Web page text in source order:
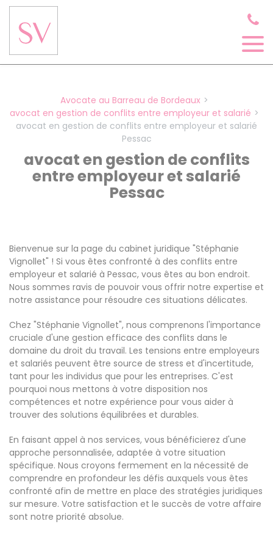
Avocate au Barreau de Bordeaux
avocat en gestion de conflits entre employeur et salarié
avocat en gestion de conflits entre employeur et salarié
Pessac
avocat en gestion de conflits
entre employeur et salarié
Pessac
Bienvenue sur la page du cabinet juridique "Stéphanie
Vignollet" ! Si vous êtes confronté à des conflits entre
employeur et salarié à Pessac, vous êtes au bon endroit.
Nous sommes ravis de pouvoir vous offrir notre expertise et
notre assistance pour résoudre ces situations délicates.
Chez "Stéphanie Vignollet", nous comprenons l'importance
cruciale d'une gestion efficace des conflits dans le
domaine du droit du travail. Les tensions entre employeurs
et salariés peuvent être source de stress et d'incertitude,
tant pour les individus que pour les entreprises. C'est
pourquoi nous mettons à votre disposition nos
compétences et notre expérience pour vous aider à
trouver des solutions équilibrées et durables.
En faisant appel à nos services, vous bénéficierez d'une
approche personnalisée, adaptée à votre situation
spécifique. Nous croyons fermement en la nécessité de
comprendre en profondeur les défis auxquels vous êtes
confronté afin de mettre en place des stratégies juridiques
sur mesure. Votre satisfaction et le succès de votre affaire
sont notre priorité absolue.
Panneau de gestion des cookies